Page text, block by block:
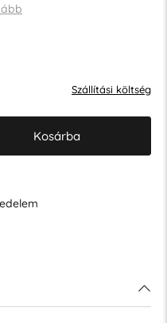
Szállítási költség
Kosárba